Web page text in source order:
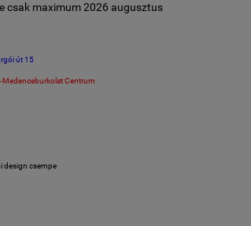
csak maximum 2026 augusztus
út 15
Centrum
design csempe